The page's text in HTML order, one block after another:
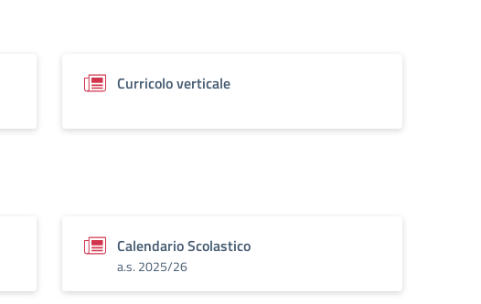
Curricolo verticale
Calendario Scolastico
a.s. 2025/26